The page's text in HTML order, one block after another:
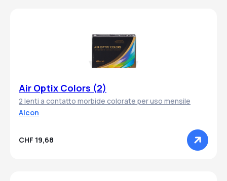
Air Optix Colors (2)
2 lenti a contatto morbide colorate per uso mensile
Alcon
CHF 19,68